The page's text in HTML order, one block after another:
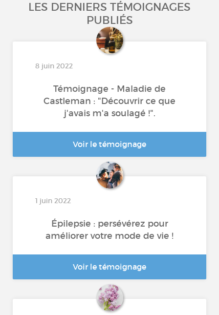
LES DERNIERS TÉMOIGNAGES
PUBLIÉS
8 juin 2022
Témoignage - Maladie de
Castleman : "Découvrir ce que
j'avais m'a soulagé !".
Voir le témoignage
1 juin 2022
Épilepsie : persévérez pour
améliorer votre mode de vie !
Voir le témoignage